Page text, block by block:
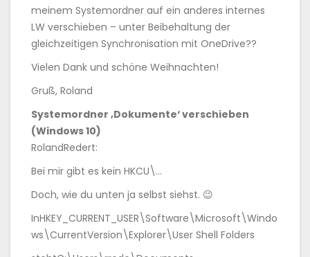
meinem Systemordner auf ein anderes internes
LW verschieben – unter Beibehaltung der
gleichzeitigen Synchronisation mit OneDrive??
Vielen Dank und schöne Weihnachten!
Gruß, Roland
Systemordner ‚Dokumente‘ verschieben
(Windows 10)
RolandRedert:
Bei mir gibt es kein HKCU\…
Doch, wie du unten ja selbst siehst. 😉
InHKEY_CURRENT_USER\Software\Microsoft\Windo
ws\CurrentVersion\Explorer\User Shell Folders